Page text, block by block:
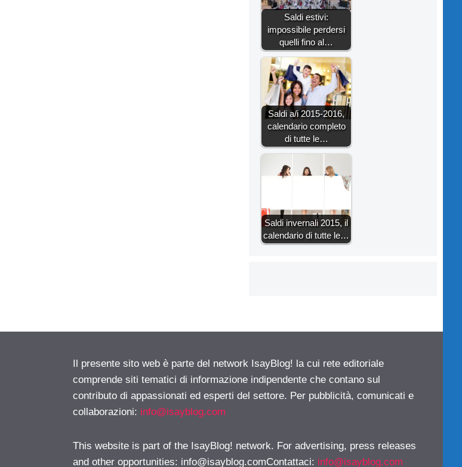
Saldi estivi:
impossibile perdersi
quelli fino al…
Saldi a/i 2015-2016,
calendario completo
di tutte le…
Saldi invernali 2015, il
calendario di tutte le…
Il presente sito web è parte del network IsayBlog! la cui rete editoriale
comprende siti tematici di informazione indipendente che contano sul
contributo di appassionati ed esperti del settore. Per pubblicità, comunicati e
collaborazioni: info@isayblog.com
This website is part of the IsayBlog! network. For advertising, press releases
and other opportunities: info@isayblog.comContattaci: info@isayblog.com